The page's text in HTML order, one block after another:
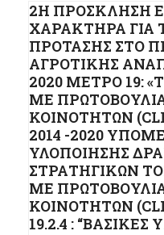
2H ΠΡΟΣΚΛΗΣΗ
ΧΑΡΑΚΤΗΡΑ ΓΙΑ
ΠΡΟΤΑΣΗΣ ΣΤΟ
ΑΓΡΟΤΙΚΗΣ
2020 ΜΕΤΡΟ 19:
ΜE
ΚΟΙΝΟΤΗΤΩΝ
2014 -2020
ΥΛΟΠΟΙΗΣΗΣ
ΣΤΡΑΤΗΓΙΚΩΝ
ΜΕ
ΚΟΙΝΟΤΗΤΩΝ
19.2.4 : “ΒΑΣΙΚΕΣ